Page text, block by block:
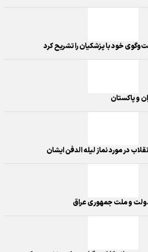
خود با پزشکیان را تشریح کرد
و پاکستان
در مورد نماز لیله الدفن ایشان
دولت و ملت جمهوری عراق